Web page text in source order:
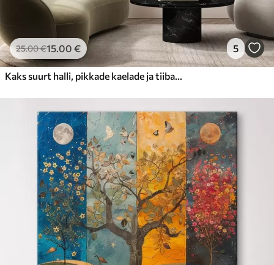
25.00€15.00 € 5
Kaks suurt halli, pikkade kaelade ja tiibadega kraanat, mis seisavad puudest ümbritsetud udujärves